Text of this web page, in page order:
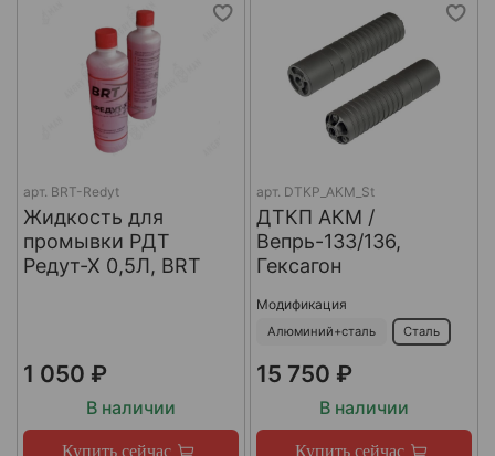
арт. BRT-Redyt
Жидкость для
промывки РДТ
Редут-Х 0,5Л, BRT
1 050 ₽
В наличии
Купить сейчас
арт. DTKP_AKM_St
ДТКП АКМ /
Вепрь-133/136,
Гексагон
Модификация
Алюминий+сталь Сталь
15 750 ₽
В наличии
Купить сейчас